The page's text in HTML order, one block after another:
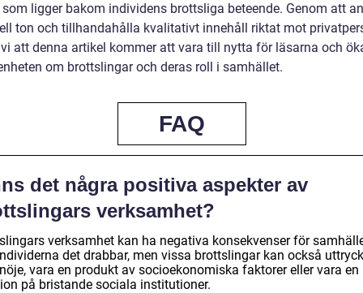
ligger bakom individens brottsliga beteende. Genom att
ton och tillhandahålla kvalitativt innehåll riktat mot
att denna artikel kommer att vara till nytta för läsarna och
om brottslingar och deras roll i samhället.
FAQ
det några positiva aspekter av
verksamhet?
verksamhet kan ha negativa konsekvenser för
det drabbar, men vissa brottslingar kan också
vara en produkt av socioekonomiska faktorer eller vara en
på bristande sociala institutioner.